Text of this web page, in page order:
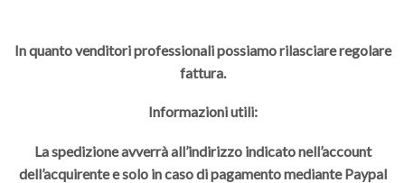
In quanto venditori professionali possiamo rilasciare regolare
fattura.
Informazioni utili:
La spedizione avverrà all’indirizzo indicato nell’account
dell’acquirente e solo in caso di pagamento mediante Paypal